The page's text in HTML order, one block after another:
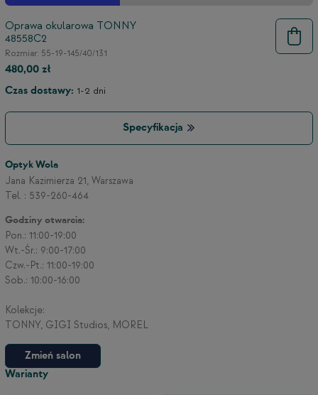
Oprawa okularowa TONNY
48558C2
Rozmiar: 55-19-145/40/131
480,00 zł
Czas dostawy: 1-2 dni
Specyfikacja
Optyk Wola
Jana Kazimierza 21, Warszawa
Tel. : 539-260-464
Godziny otwarcia:
Zmień salon
Pon.: 11:00-19:00
Wt.-Śr.: 9:00-17:00
Czw.-Pt.: 11:00-19:00
Sob.: 10:00-16:00
Kolekcje:
TONNY, GIGI Studios, MOREL
Warianty